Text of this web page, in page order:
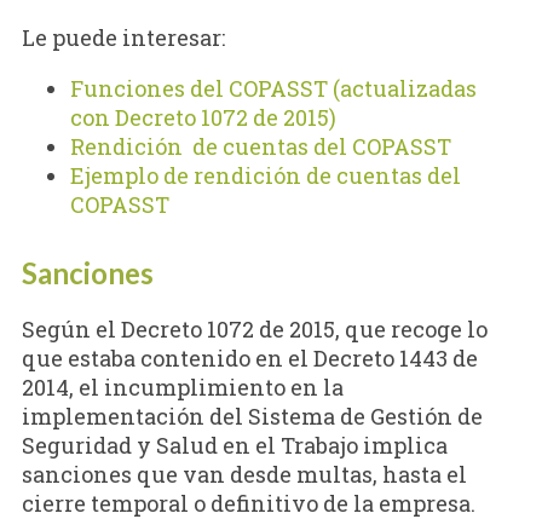
Le puede interesar:
Funciones del COPASST (actualizadas
con Decreto 1072 de 2015)
Rendición de cuentas del COPASST
Ejemplo de rendición de cuentas del
COPASST
Sanciones
Según el Decreto 1072 de 2015, que recoge lo
que estaba contenido en el Decreto 1443 de
2014, el incumplimiento en la
implementación del Sistema de Gestión de
Seguridad y Salud en el Trabajo implica
sanciones que van desde multas, hasta el
cierre temporal o definitivo de la empresa.